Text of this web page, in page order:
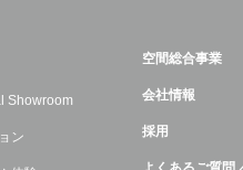
Showroom
ン
空間総合事業
会社情報
採用